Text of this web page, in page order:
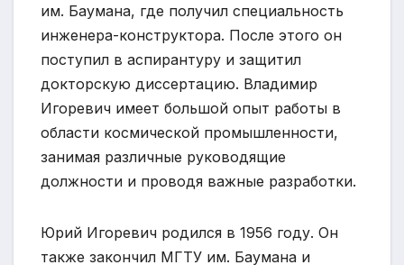
им. Баумана, где получил специальность
инженера-конструктора. После этого он
поступил в аспирантуру и защитил
докторскую диссертацию. Владимир
Игоревич имеет большой опыт работы в
области космической промышленности,
занимая различные руководящие
должности и проводя важные разработки.
Юрий Игоревич родился в 1956 году. Он
также закончил МГТУ им. Баумана и